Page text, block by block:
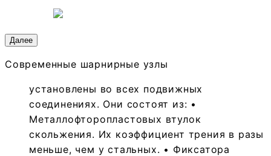
Далее
Современные шарнирные узлы
установлены во всех подвижных
соединениях. Они состоят из: •
Металлофторопластовых втулок
скольжения. Их коэффициент трения в разы
меньше, чем у стальных. • Фиксатора